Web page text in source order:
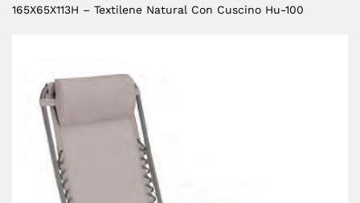
165X65X113H – Textilene Natural Con Cuscino Hu-100